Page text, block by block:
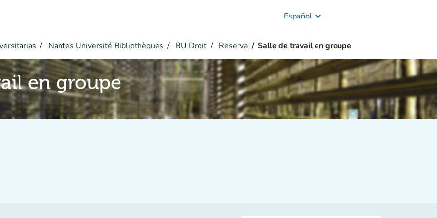
Español keyboard_arrow_down
Nantes Université Bibliothèques BU Droit Reserva Salle de travail en groupe
en groupe